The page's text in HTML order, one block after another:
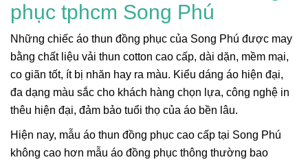
phục tphcm Song Phú
Những chiếc áo thun đồng phục của Song Phú được may
bằng chất liệu vải thun cotton cao cấp, dài dặn, mềm mại,
co giãn tốt, ít bị nhăn hay ra màu. Kiểu dáng áo hiện đại,
đa dạng màu sắc cho khách hàng chọn lựa, công nghệ in
thêu hiện đại, đảm bảo tuổi thọ của áo bền lâu.
Hiện nay, mẫu áo thun đồng phục cao cấp tại Song Phú
không cao hơn mẫu áo đồng phục thông thường bao